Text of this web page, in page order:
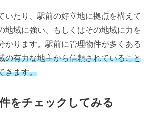
いたり、駅前の好立地に拠点を構えて
地域に強い、もしくはその地域に力を
かります。駅前に管理物件が多くある
の有力な地主から信頼されていること
きます。
件をチェックしてみる